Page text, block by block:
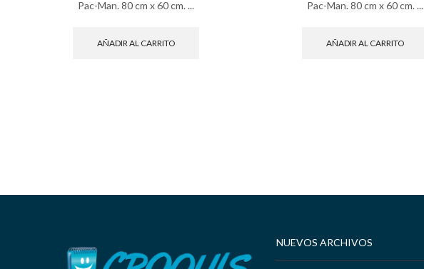
Pac-Man. 80 cm x 60 cm. ...
AÑADIR AL CARRITO
Pac-Man. 80 cm x 60 cm. ...
AÑADIR AL CARRITO
NUEVOS ARCHIVOS